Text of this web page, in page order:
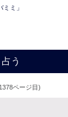
ミ」
占う
ページ目)